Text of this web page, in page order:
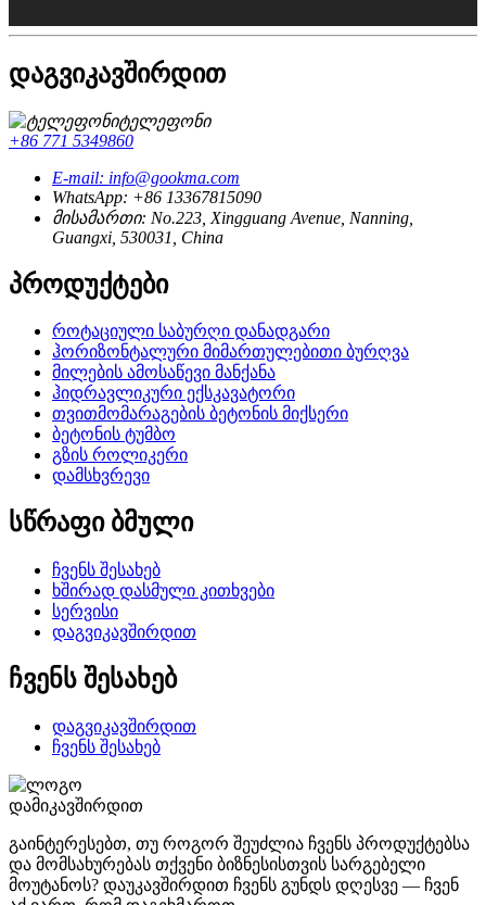
დაგვიკავშირდით
ტელეფონი
+86 771 5349860
E-mail: info@gookma.com
WhatsApp: +86 13367815090
მისამართი: No.223, Xingguang Avenue, Nanning,
Guangxi, 530031, China
პროდუქტები
როტაციული საბურღი დანადგარი
ჰორიზონტალური მიმართულებითი ბურღვა
მილების ამოსაწევი მანქანა
ჰიდრავლიკური ექსკავატორი
თვითმომარაგების ბეტონის მიქსერი
ბეტონის ტუმბო
გზის როლიკერი
დამსხვრევი
სწრაფი ბმული
ჩვენს შესახებ
ხშირად დასმული კითხვები
სერვისი
დაგვიკავშირდით
ჩვენს შესახებ
დაგვიკავშირდით
ჩვენს შესახებ
დამიკავშირდით
გაინტერესებთ, თუ როგორ შეუძლია ჩვენს პროდუქტებსა
და მომსახურებას თქვენი ბიზნესისთვის სარგებელი
მოუტანოს? დაუკავშირდით ჩვენს გუნდს დღესვე — ჩვენ